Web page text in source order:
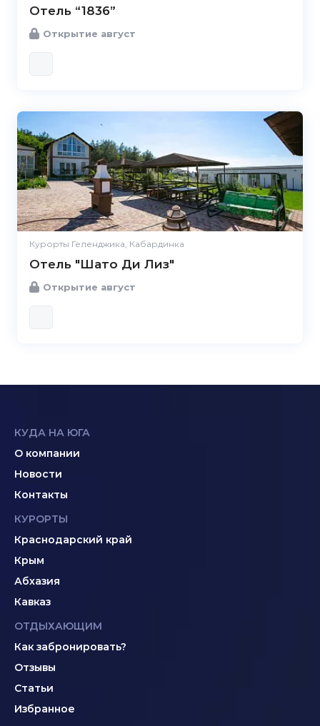
Отель “1836”
Открытие август
Курорты Геленджика, Кабардинка
Отель "Шато Ди Лиз"
Открытие август
КУДА НА ЮГА
О компании
Новости
Контакты
КУРОРТЫ
Краснодарский край
Крым
Абхазия
Кавказ
ОТДЫХАЮЩИМ
Как забронировать?
Отзывы
Статьи
Избранное